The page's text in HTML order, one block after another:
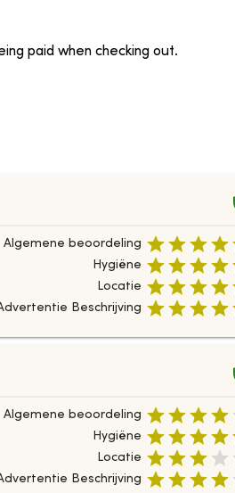
paid when checking out.
Algemene beoordeling
Hygiëne
Locatie
Beschrijving
Algemene beoordeling
Hygiëne
Locatie
Beschrijving